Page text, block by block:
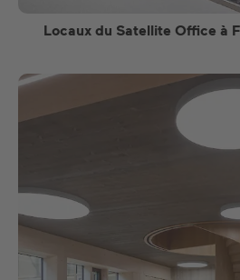
Locaux du Satellite Office à